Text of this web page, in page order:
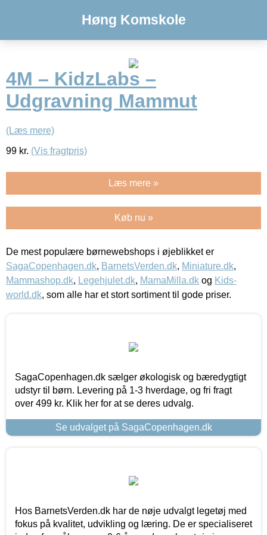
Høng Komskole
4M – KidzLabs –
Udgravning Mammut
(Læs mere)
99 kr. (Vis fragtpris)
Læs mere »
Køb nu »
De mest populære børnewebshops i øjeblikket er
SagaCopenhagen.dk, BarnetsVerden.dk, Miniature.dk,
Mammashop.dk, Legehjulet.dk, MamaMilla.dk og Kids-
world.dk, som alle har et stort sortiment til gode priser.
SagaCopenhagen.dk sælger økologisk og bæredygtigt
udstyr til børn. Levering på 1-3 hverdage, og fri fragt
over 499 kr. Klik her for at se deres udvalg.
Se udvalget på SagaCopenhagen.dk
Hos BarnetsVerden.dk har de nøje udvalgt legetøj med
fokus på kvalitet, udvikling og læring. De er specialiseret